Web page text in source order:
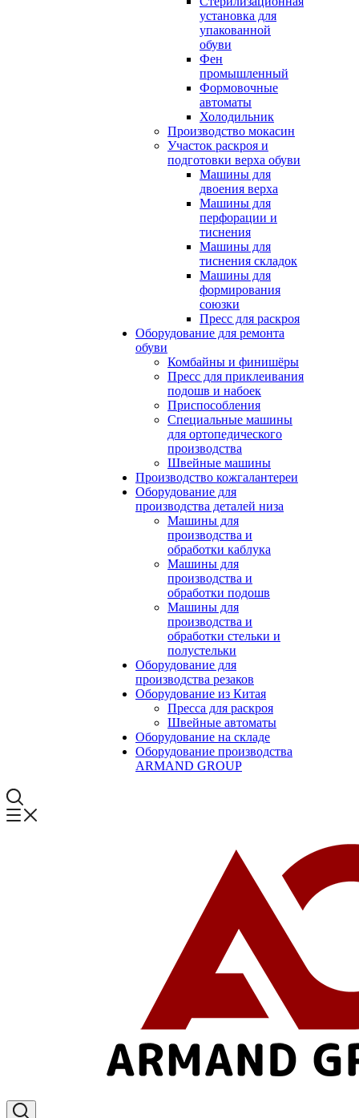
установка для
упакованной
обуви
Фен
промышленный
Формовочные
автоматы
Холодильник
Производство мокасин
Участок раскроя и
подготовки верха обуви
Машины для
двоения верха
Машины для
перфорации и
тиснения
Машины для
тиснения складок
Машины для
формирования
союзки
Пресс для раскроя
Оборудование для ремонта
обуви
Комбайны и финишёры
Пресс для приклеивания
подошв и набоек
Приспособления
Специальные машины
для ортопедического
производства
Швейные машины
Производство кожгалантереи
Оборудование для
производства деталей низа
Машины для
производства и
обработки каблука
Машины для
производства и
обработки подошв
Машины для
производства и
обработки стельки и
полустельки
Оборудование для
производства резаков
Оборудование из Китая
Пресса для раскроя
Швейные автоматы
Оборудование на складе
Оборудование производства
ARMAND GROUP